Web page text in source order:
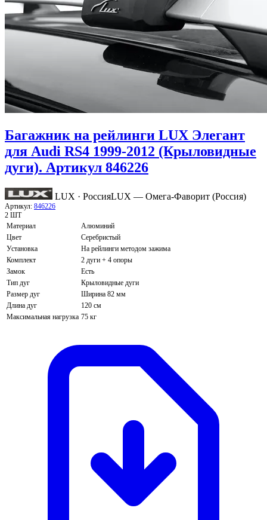
Багажник на рейлинги LUX Элегант
для Audi RS4 1999-2012 (Крыловидные
дуги). Артикул 846226
LUX · РоссияLUX — Омега-Фаворит (Россия)
Артикул: 846226
2 ШТ
Материал
Алюминий
Цвет
Серебристый
Установка
На рейлинги методом зажима
Комплект
2 дуги + 4 опоры
Замок
Есть
Тип дуг
Крыловидные дуги
Размер дуг
Ширина 82 мм
Длина дуг
120 см
Максимальная нагрузка 75 кг